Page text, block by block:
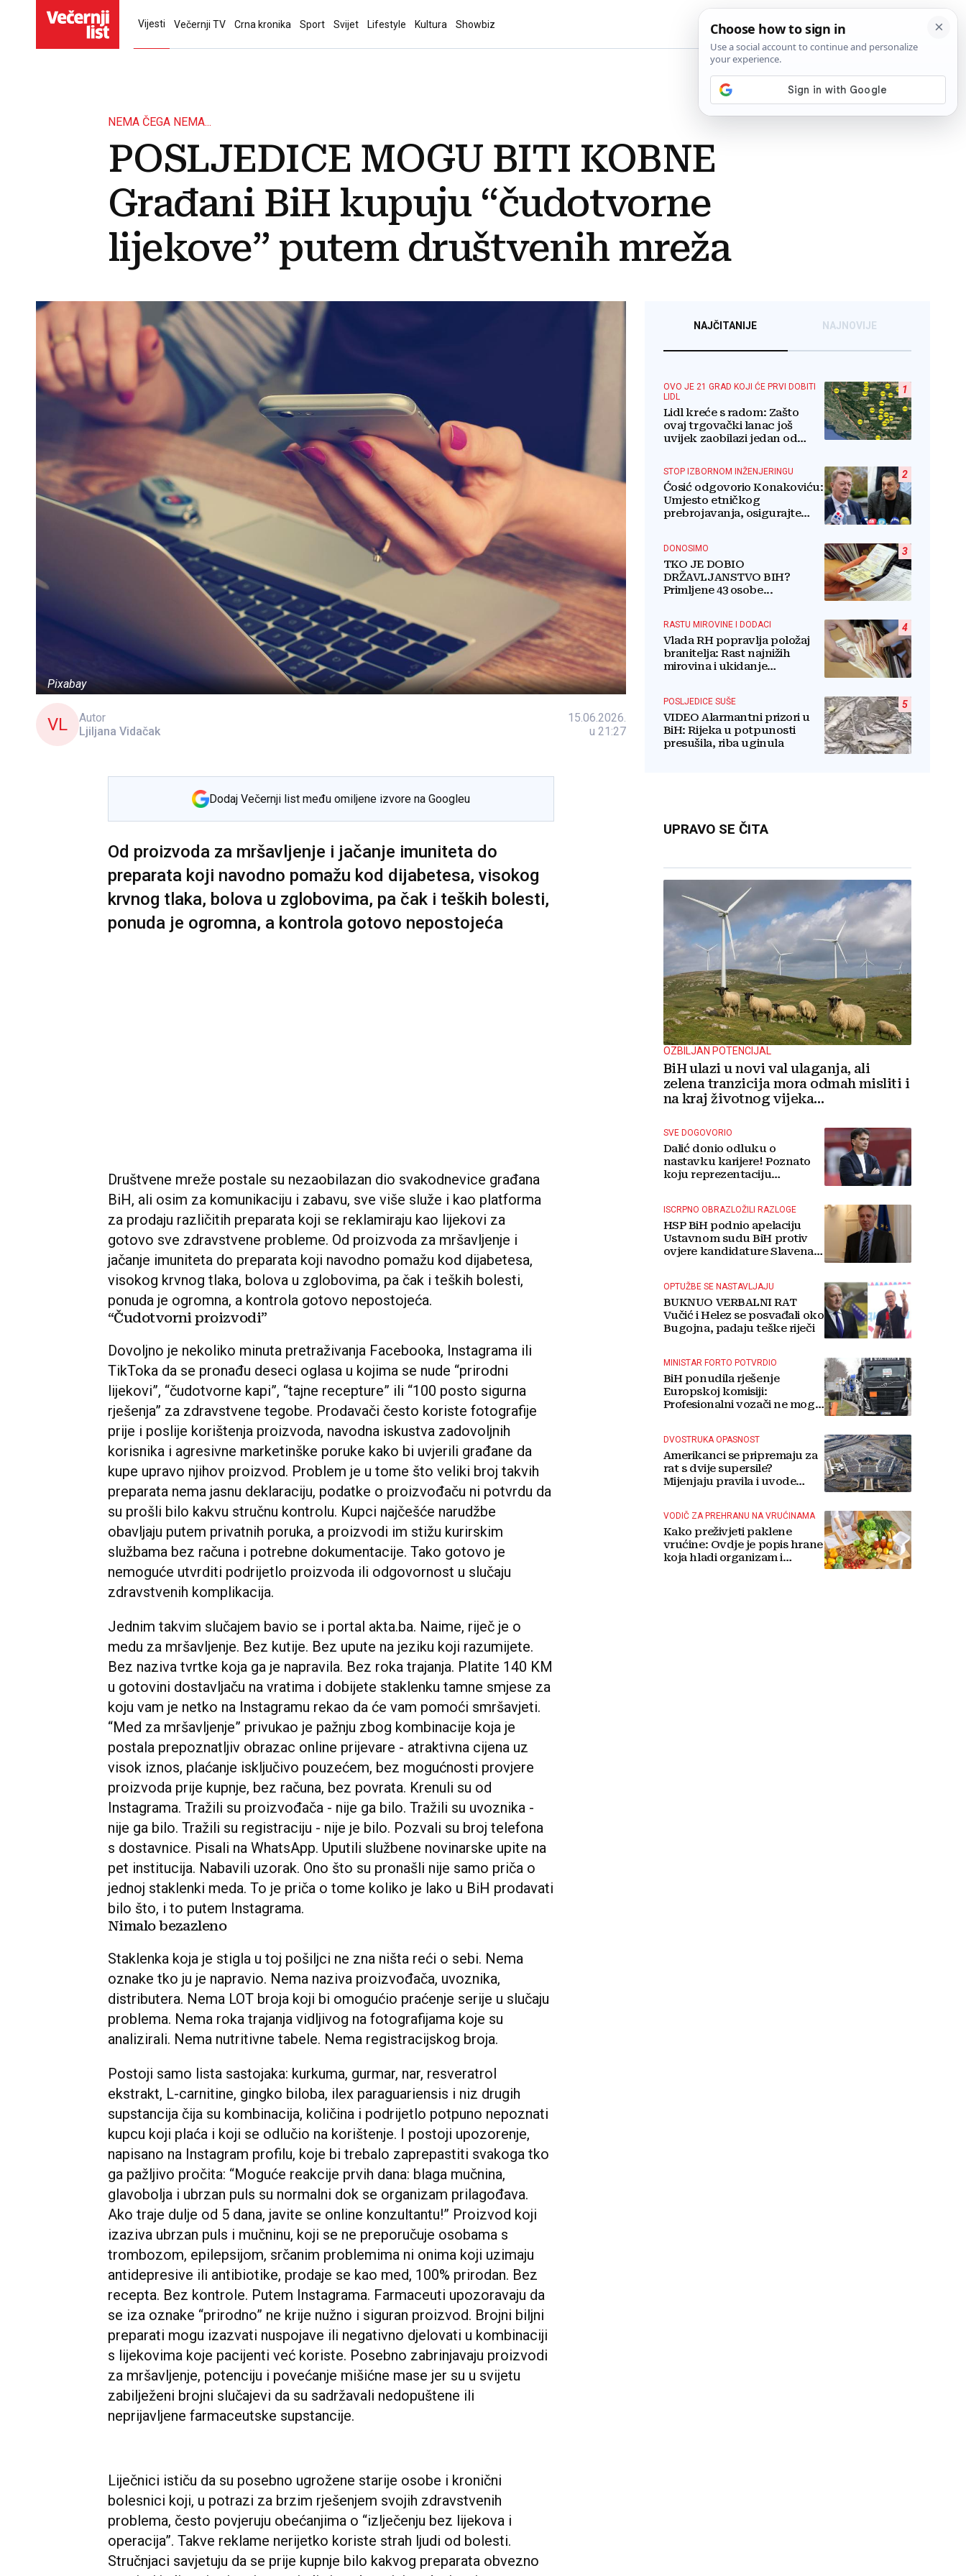
Vijesti Večernji TV Crna kronika Sport Svijet Lifestyle Kultura Showbiz
NEMA ČEGA NEMA...
POSLJEDICE MOGU BITI KOBNE
Građani BiH kupuju “čudotvorne
lijekove” putem društvenih mreža
Pixabay
VL
Autor
Ljiljana Vidačak
15.06.2026.
u 21:27
Dodaj Večernji list među omiljene izvore na Googleu
Od proizvoda za mršavljenje i jačanje imuniteta do
preparata koji navodno pomažu kod dijabetesa, visokog
krvnog tlaka, bolova u zglobovima, pa čak i teških bolesti,
ponuda je ogromna, a kontrola gotovo nepostojeća
Društvene mreže postale su nezaobilazan dio svakodnevice građana
BiH, ali osim za komunikaciju i zabavu, sve više služe i kao platforma
za prodaju različitih preparata koji se reklamiraju kao lijekovi za
gotovo sve zdravstvene probleme. Od proizvoda za mršavljenje i
jačanje imuniteta do preparata koji navodno pomažu kod dijabetesa,
visokog krvnog tlaka, bolova u zglobovima, pa čak i teških bolesti,
ponuda je ogromna, a kontrola gotovo nepostojeća.
“Čudotvorni proizvodi”
Dovoljno je nekoliko minuta pretraživanja Facebooka, Instagrama ili
TikToka da se pronađu deseci oglasa u kojima se nude “prirodni
lijekovi”, “čudotvorne kapi”, “tajne recepture” ili “100 posto sigurna
rješenja” za zdravstvene tegobe. Prodavači često koriste fotografije
prije i poslije korištenja proizvoda, navodna iskustva zadovoljnih
korisnika i agresivne marketinške poruke kako bi uvjerili građane da
kupe upravo njihov proizvod. Problem je u tome što veliki broj takvih
preparata nema jasnu deklaraciju, podatke o proizvođaču ni potvrdu da
su prošli bilo kakvu stručnu kontrolu. Kupci najčešće narudžbe
obavljaju putem privatnih poruka, a proizvodi im stižu kurirskim
službama bez računa i potrebne dokumentacije. Tako gotovo je
nemoguće utvrditi podrijetlo proizvoda ili odgovornost u slučaju
zdravstvenih komplikacija.
Jednim takvim slučajem bavio se i portal akta.ba. Naime, riječ je o
medu za mršavljenje. Bez kutije. Bez upute na jeziku koji razumijete.
Bez naziva tvrtke koja ga je napravila. Bez roka trajanja. Platite 140 KM
u gotovini dostavljaču na vratima i dobijete staklenku tamne smjese za
koju vam je netko na Instagramu rekao da će vam pomoći smršavjeti.
“Med za mršavljenje” privukao je pažnju zbog kombinacije koja je
postala prepoznatljiv obrazac online prijevare - atraktivna cijena uz
visok iznos, plaćanje isključivo pouzećem, bez mogućnosti provjere
proizvoda prije kupnje, bez računa, bez povrata. Krenuli su od
Instagrama. Tražili su proizvođača - nije ga bilo. Tražili su uvoznika -
nije ga bilo. Tražili su registraciju - nije je bilo. Pozvali su broj telefona
s dostavnice. Pisali na WhatsApp. Uputili službene novinarske upite na
pet institucija. Nabavili uzorak. Ono što su pronašli nije samo priča o
jednoj staklenki meda. To je priča o tome koliko je lako u BiH prodavati
bilo što, i to putem Instagrama.
Nimalo bezazleno
Staklenka koja je stigla u toj pošiljci ne zna ništa reći o sebi. Nema
oznake tko ju je napravio. Nema naziva proizvođača, uvoznika,
distributera. Nema LOT broja koji bi omogućio praćenje serije u slučaju
problema. Nema roka trajanja vidljivog na fotografijama koje su
analizirali. Nema nutritivne tabele. Nema registracijskog broja.
Postoji samo lista sastojaka: kurkuma, gurmar, nar, resveratrol
ekstrakt, L-carnitine, gingko biloba, ilex paraguariensis i niz drugih
supstancija čija su kombinacija, količina i podrijetlo potpuno nepoznati
kupcu koji plaća i koji se odlučio na korištenje. I postoji upozorenje,
napisano na Instagram profilu, koje bi trebalo zaprepastiti svakoga tko
ga pažljivo pročita: “Moguće reakcije prvih dana: blaga mučnina,
glavobolja i ubrzan puls su normalni dok se organizam prilagođava.
Ako traje dulje od 5 dana, javite se online konzultantu!” Proizvod koji
izaziva ubrzan puls i mučninu, koji se ne preporučuje osobama s
trombozom, epilepsijom, srčanim problemima ni onima koji uzimaju
antidepresive ili antibiotike, prodaje se kao med, 100% prirodan. Bez
recepta. Bez kontrole. Putem Instagrama. Farmaceuti upozoravaju da
se iza oznake “prirodno” ne krije nužno i siguran proizvod. Brojni biljni
preparati mogu izazvati nuspojave ili negativno djelovati u kombinaciji
s lijekovima koje pacijenti već koriste. Posebno zabrinjavaju proizvodi
za mršavljenje, potenciju i povećanje mišićne mase jer su u svijetu
zabilježeni brojni slučajevi da su sadržavali nedopuštene ili
neprijavljene farmaceutske supstancije.
Liječnici ističu da su posebno ugrožene starije osobe i kronični
bolesnici koji, u potrazi za brzim rješenjem svojih zdravstvenih
problema, često povjeruju obećanjima o “izlječenju bez lijekova i
operacija”. Takve reklame nerijetko koriste strah ljudi od bolesti.
Stručnjaci savjetuju da se prije kupnje bilo kakvog preparata obvezno
NAJČITANIJE NAJNOVIJE
1
OVO JE 21 GRAD KOJI ĆE PRVI DOBITI
LIDL
Lidl kreće s radom: Zašto
ovaj trgovački lanac još
uvijek zaobilazi jedan od
2
STOP IZBORNOM INŽENJERINGU
Ćosić odgovorio Konakoviću:
Umjesto etničkog
prebrojavanja, osigurajte
3
DONOSIMO
TKO JE DOBIO
DRŽAVLJANSTVO BIH?
Primljene 43 osobe...
4
RASTU MIROVINE I DODACI
Vlada RH popravlja položaj
branitelja: Rast najnižih
mirovina i ukidanje
5
POSLJEDICE SUŠE
VIDEO Alarmantni prizori u
BiH: Rijeka u potpunosti
presušila, riba uginula
UPRAVO SE ČITA
OZBILJAN POTENCIJAL
BiH ulazi u novi val ulaganja, ali
zelena tranzicija mora odmah misliti i
na kraj životnog vijeka
SVE DOGOVORIO
Dalić donio odluku o
nastavku karijere! Poznato
koju reprezentaciju
ISCRPNO OBRAZLOŽILI RAZLOGE
HSP BiH podnio apelaciju
Ustavnom sudu BiH protiv
ovjere kandidature Slavena
OPTUŽBE SE NASTAVLJAJU
BUKNUO VERBALNI RAT
Vučić i Helez se posvađali oko
Bugojna, padaju teške riječi
MINISTAR FORTO POTVRDIO
BiH ponudila rješenje
Europskoj komisiji:
Profesionalni vozači ne mogu
DVOSTRUKA OPASNOST
Amerikanci se pripremaju za
rat s dvije supersile?
Mijenjaju pravila i uvode
VODIČ ZA PREHRANU NA VRUĆINAMA
Kako preživjeti paklene
vrućine: Ovdje je popis hrane
koja hladi organizam i